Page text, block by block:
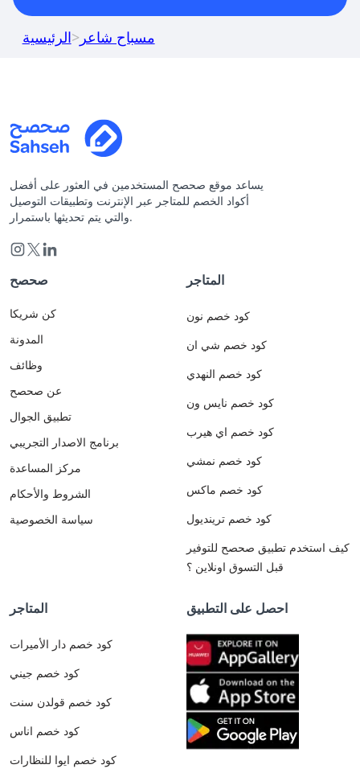
الرئيسية> مسباح شاعر
يساعد موقع صحصح المستخدمين في العثور على أفضل
أكواد الخصم للمتاجر عبر الإنترنت وتطبيقات التوصيل
والتي يتم تحديثها باستمرار.
صحصح
كن شريكا
المدونة
وظائف
عن صحصح
تطبيق الجوال
برنامج الاصدار التجريبي
مركز المساعدة
الشروط والأحكام
سياسة الخصوصية
المتاجر
كود خصم نون
كود خصم شي ان
كود خصم النهدي
كود خصم نايس ون
كود خصم اي هيرب
كود خصم نمشي
كود خصم ماكس
كود خصم ترينديول
كيف استخدم تطبيق صحصح للتوفير
قبل التسوق اونلاين ؟
المتاجر
كود خصم دار الأميرات
كود خصم جيني
كود خصم قولدن سنت
كود خصم اناس
كود خصم ايوا للنظارات
احصل على التطبيق